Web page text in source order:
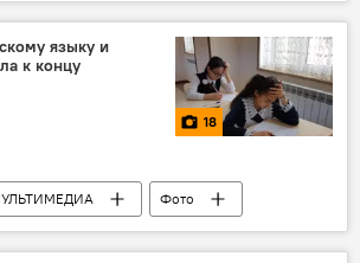
языку и
к концу
18
Фото
Россия